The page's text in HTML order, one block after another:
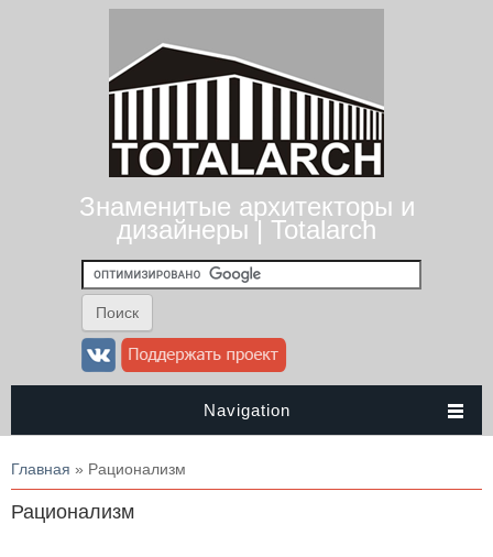
Знаменитые архитекторы и
дизайнеры | Totalarch
Navigation
Вы здесь
Главная » Рационализм
Рационализм